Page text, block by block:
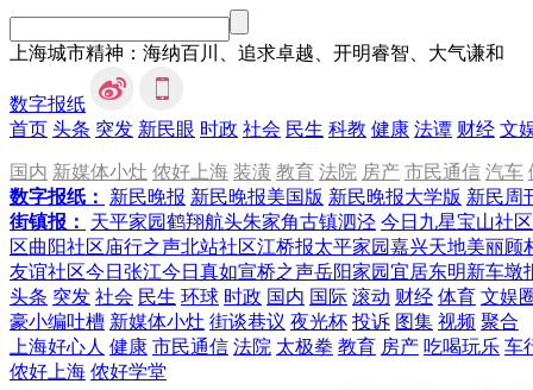
上海城市精神：海纳百川、追求卓越、开明睿智、大气谦和
数字报纸
首页 头条 突发 新民眼 时政 社会 民生 科教 健康 法谭 财经 文
国内 新媒体小灶 侬好上海 装潢 教育 法院 房产 市民通信 汽车
数字报纸：
新民晚报 新民晚报美国版 新民晚报大学版 新民周
街镇报：
天平家园鹤翔航头朱家角古镇泗泾 今日九星宝山社区
区曲阳社区庙行之声北站社区江桥报太平家园嘉兴天地美丽顾
友谊社区今日张江今日真如宣桥之声岳阳家园宜居东明新车墩
头条 突发 社会 民生 环球 时政 国内 国际 滚动 财经 体育 文娱
豪小编吐槽 新媒体小灶 街谈巷议 夜光杯 投诉 图集 视频 聚合
上海好心人 健康 市民通信 法院 太极拳 教育 房产 吃喝玩乐 车
侬好上海 侬好学堂